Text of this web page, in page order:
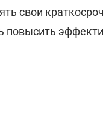
свои
повысить